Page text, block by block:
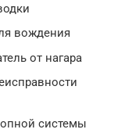
вождения
от нагара
системы